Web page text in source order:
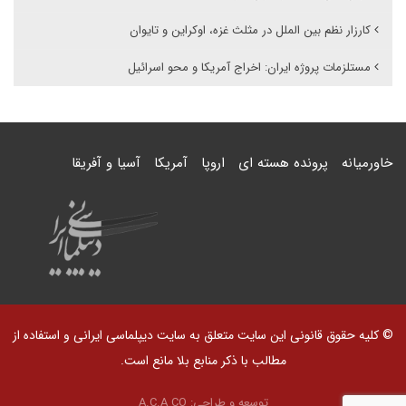
کارزار نظم بین الملل در مثلث غزه، اوکراین و تایوان
مستلزمات پروژه ایران: اخراج آمریکا و محو اسرائیل
خاورمیانه پرونده هسته ای اروپا آمریکا آسیا و آفریقا
© کلیه حقوق قانونی این سایت متعلق به سایت دیپلماسی ایرانی و استفاده از
مطالب با ذکر منابع بلا مانع است.